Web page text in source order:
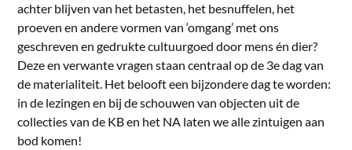
achter blijven van het betasten, het besnuffelen, het
proeven en andere vormen van ‘omgang’ met ons
geschreven en gedrukte cultuurgoed door mens én dier?
Deze en verwante vragen staan centraal op de 3e dag van
de materialiteit. Het belooft een bijzondere dag te worden:
in de lezingen en bij de schouwen van objecten uit de
collecties van de KB en het NA laten we alle zintuigen aan
bod komen!